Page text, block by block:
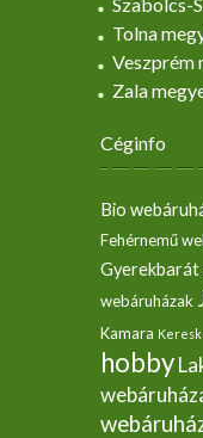
Tolna
Veszprém
Zala
Céginfo
Bio
Fehérnemű
Gyerekbarát
webáruházak
Kamara
hobby